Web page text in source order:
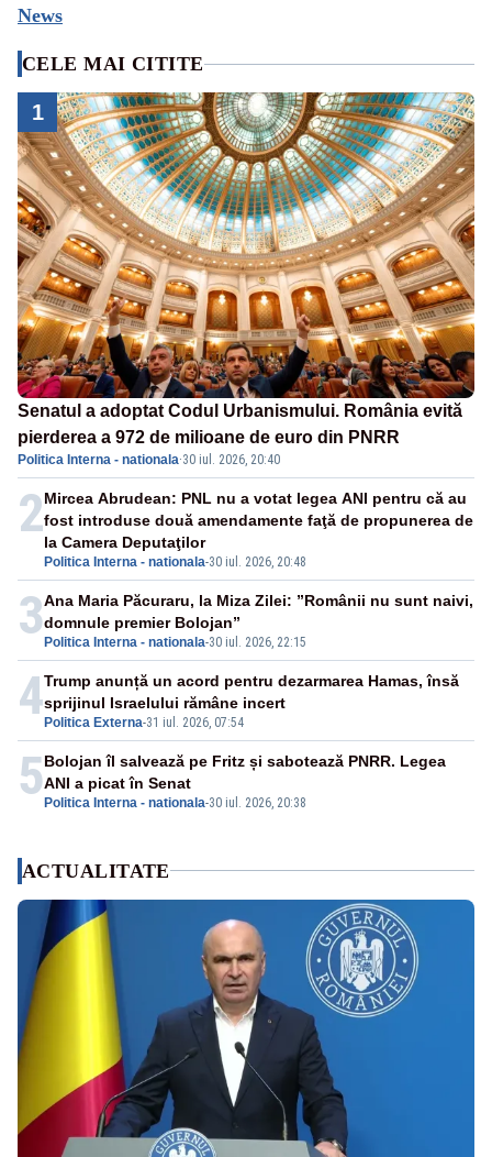
News
CELE MAI CITITE
1
Senatul a adoptat Codul Urbanismului. România evită
pierderea a 972 de milioane de euro din PNRR
Politica Interna - nationala·30 iul. 2026, 20:40
2
Politica Interna - nationala-30 iul. 2026, 20:48
Mircea Abrudean: PNL nu a votat legea ANI pentru că au
fost introduse două amendamente faţă de propunerea de
la Camera Deputaţilor
3Politica Interna - nationala-30 iul. 2026, 22:15
Ana Maria Păcuraru, la Miza Zilei: ”Românii nu sunt naivi,
domnule premier Bolojan”
4Politica Externa-31 iul. 2026, 07:54
Trump anunță un acord pentru dezarmarea Hamas, însă
sprijinul Israelului rămâne incert
5Politica Interna - nationala-30 iul. 2026, 20:38
Bolojan îl salvează pe Fritz și sabotează PNRR. Legea
ANI a picat în Senat
ACTUALITATE